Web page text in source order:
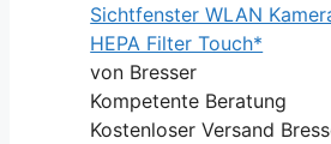
Sichtfenster WLAN
HEPA Filter Touch*
von Bresser
Kompetente Beratung
Kostenloser Versand